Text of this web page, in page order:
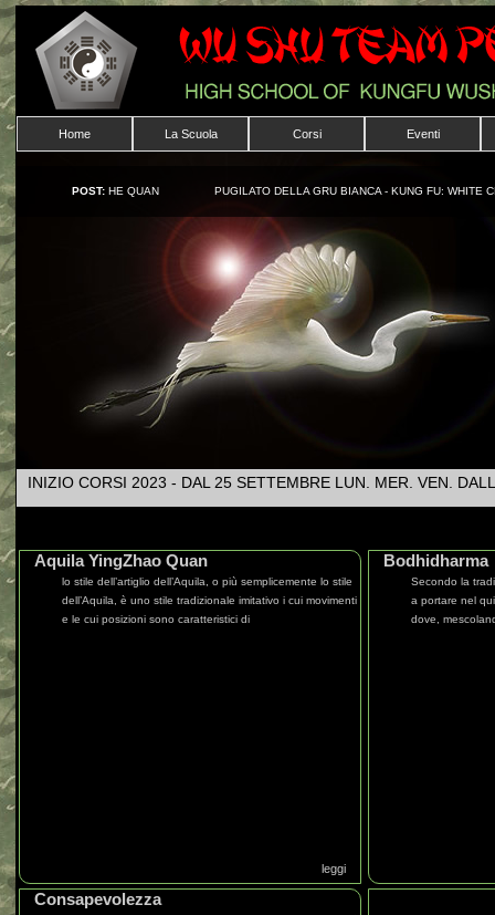
Home La Scuola Corsi Eventi
POST: HE QUAN PUGILATO DELLA GRU BIANCA - KUNG FU: WHITE
INIZIO CORSI 2023 - DAL 25 SETTEMBRE LUN. MER. VEN.
leggi
Aquila YingZhao Quan
lo stile dell’artiglio dell’Aquila, o più semplicemente lo stile
dell’Aquila, è uno stile tradizionale imitativo i cui movimenti
e le cui posizioni sono caratteristici di
Bodhidharma
Secondo la
a portare nel
dove,
Consapevolezza